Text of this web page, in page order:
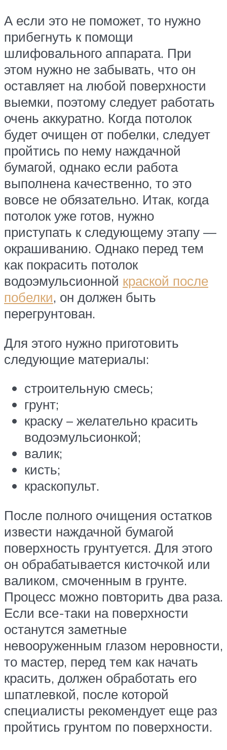
А если это не поможет, то нужно
прибегнуть к помощи
шлифовального аппарата. При
этом нужно не забывать, что он
оставляет на любой поверхности
выемки, поэтому следует работать
очень аккуратно. Когда потолок
будет очищен от побелки, следует
пройтись по нему наждачной
бумагой, однако если работа
выполнена качественно, то это
вовсе не обязательно. Итак, когда
потолок уже готов, нужно
приступать к следующему этапу —
окрашиванию. Однако перед тем
как покрасить потолок
водоэмульсионной краской после
побелки, он должен быть
перегрунтован.
Для этого нужно приготовить
следующие материалы:
строительную смесь;
грунт;
краску – желательно красить
водоэмульсионкой;
валик;
кисть;
краскопульт.
После полного очищения остатков
извести наждачной бумагой
поверхность грунтуется. Для этого
он обрабатывается кисточкой или
валиком, смоченным в грунте.
Процесс можно повторить два раза.
Если все-таки на поверхности
останутся заметные
невооруженным глазом неровности,
то мастер, перед тем как начать
красить, должен обработать его
шпатлевкой, после которой
специалисты рекомендует еще раз
пройтись грунтом по поверхности.